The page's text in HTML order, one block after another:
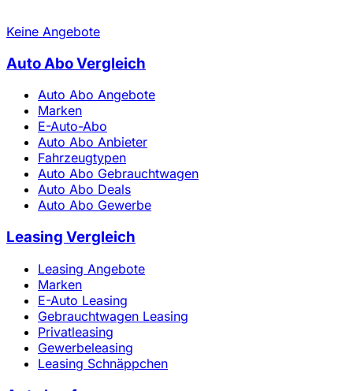
Keine Angebote
Auto Abo Vergleich
Auto Abo Angebote
Marken
E-Auto-Abo
Auto Abo Anbieter
Fahrzeugtypen
Auto Abo Gebrauchtwagen
Auto Abo Deals
Auto Abo Gewerbe
Leasing Vergleich
Leasing Angebote
Marken
E-Auto Leasing
Gebrauchtwagen Leasing
Privatleasing
Gewerbeleasing
Leasing Schnäppchen